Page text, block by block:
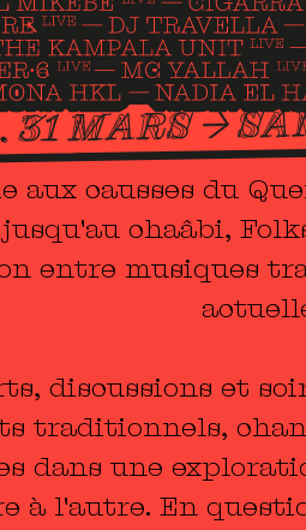
aux causses du
chaâbi,
entre musiques
discussions et
traditionnels,
dans une
à l'autre. En